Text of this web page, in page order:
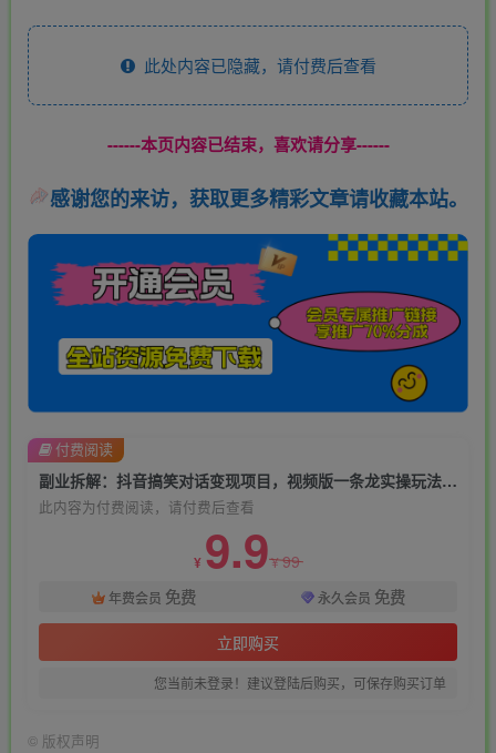
此处内容已隐藏，请付费后查看
------本页内容已结束，喜欢请分享------
感谢您的来访，获取更多精彩文章请收藏本站。
副业拆解：抖音搞笑对话变现项目，视频版一条龙实操玩法分享给你
此内容为付费阅读，请付费后查看
¥ 9.9¥99
年费会员 免费 永久会员 免费
立即购买
您当前未登录！建议登陆后购买，可保存购买订单
付费阅读
© 版权声明